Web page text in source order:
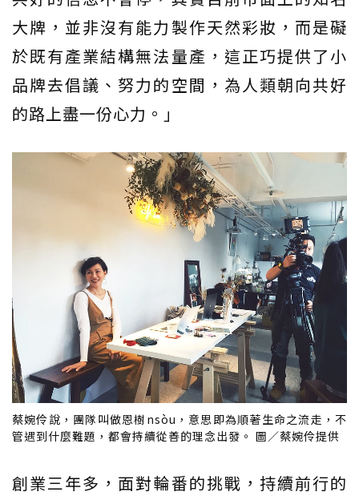
大牌，並非沒有能力製作天然彩妝，而是礙
於既有產業結構無法量產，這正巧提供了小
品牌去倡議、努力的空間，為人類朝向共好
的路上盡一份心力。」
蔡婉伶說，團隊叫做恩樹nsòu，意思即為順著生命之流走，不
管遇到什麼難題，都會持續從善的理念出發。 圖／蔡婉伶提供
創業三年多，面對輪番的挑戰，持續前行的